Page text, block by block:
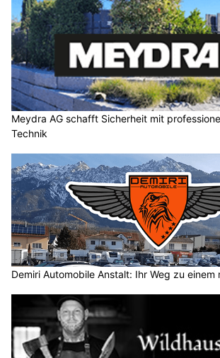
Meydra AG schafft Sicherheit mit
Technik
Demiri Automobile Anstalt: Ihr Weg zu einem